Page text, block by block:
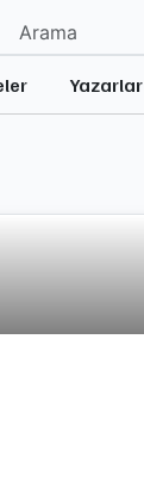
Yazarlar